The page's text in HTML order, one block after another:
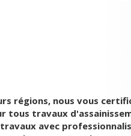
régions, nous vous
tous travaux
avec